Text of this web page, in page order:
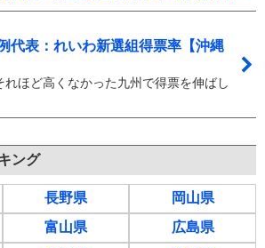
代表：れいわ新選組得票率【沖縄
れほど高くなかった九州で得票を伸ばし
ング
長野県
富山県
岡山県
広島県